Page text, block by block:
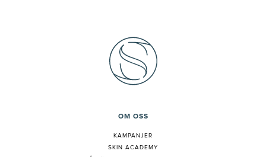
OM OSS
KAMPANJER
SKIN ACADEMY